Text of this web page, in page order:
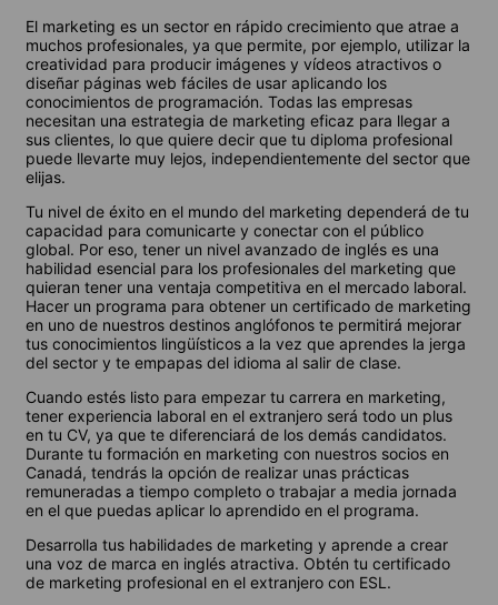
El marketing es un sector en rápido crecimiento que atrae a
muchos profesionales, ya que permite, por ejemplo, utilizar la
creatividad para producir imágenes y vídeos atractivos o
diseñar páginas web fáciles de usar aplicando los
conocimientos de programación. Todas las empresas
necesitan una estrategia de marketing eficaz para llegar a
sus clientes, lo que quiere decir que tu diploma profesional
puede llevarte muy lejos, independientemente del sector que
elijas.
Tu nivel de éxito en el mundo del marketing dependerá de tu
capacidad para comunicarte y conectar con el público
global. Por eso, tener un nivel avanzado de inglés es una
habilidad esencial para los profesionales del marketing que
quieran tener una ventaja competitiva en el mercado laboral.
Hacer un programa para obtener un certificado de marketing
en uno de nuestros destinos anglófonos te permitirá mejorar
tus conocimientos lingüísticos a la vez que aprendes la jerga
del sector y te empapas del idioma al salir de clase.
Cuando estés listo para empezar tu carrera en marketing,
tener experiencia laboral en el extranjero será todo un plus
en tu CV, ya que te diferenciará de los demás candidatos.
Durante tu formación en marketing con nuestros socios en
Canadá, tendrás la opción de realizar unas prácticas
remuneradas a tiempo completo o trabajar a media jornada
en el que puedas aplicar lo aprendido en el programa.
Desarrolla tus habilidades de marketing y aprende a crear
una voz de marca en inglés atractiva. Obtén tu certificado
de marketing profesional en el extranjero con ESL.